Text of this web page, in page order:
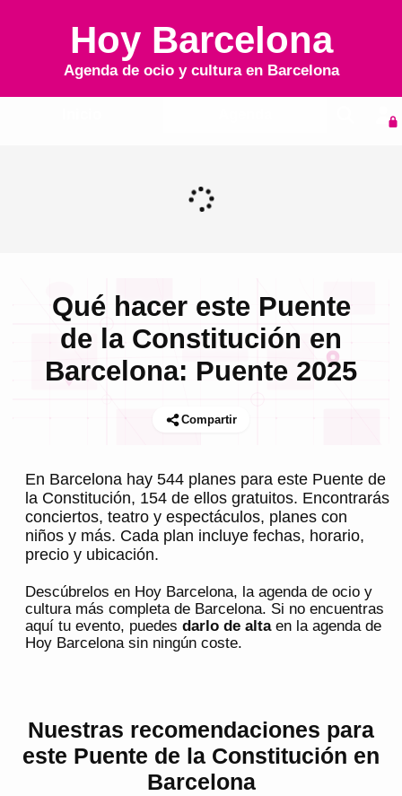
Hoy Barcelona
Agenda de ocio y cultura en Barcelona
Qué hacer este Puente
de la Constitución en
Barcelona: Puente 2025
Compartir
En Barcelona hay 544 planes para este Puente de
la Constitución, 154 de ellos gratuitos. Encontrarás
conciertos, teatro y espectáculos, planes con
niños y más. Cada plan incluye fechas, horario,
precio y ubicación.
Descúbrelos en Hoy Barcelona, la agenda de ocio y
cultura más completa de Barcelona. Si no encuentras
aquí tu evento, puedes darlo de altaen la agenda de
Hoy Barcelonasin ningún coste.
Nuestras recomendaciones para
este Puente de la Constitución en
Barcelona